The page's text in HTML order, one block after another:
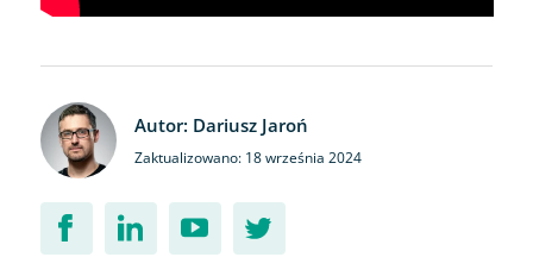
Autor: Dariusz Jaroń
Zaktualizowano: 18 września 2024